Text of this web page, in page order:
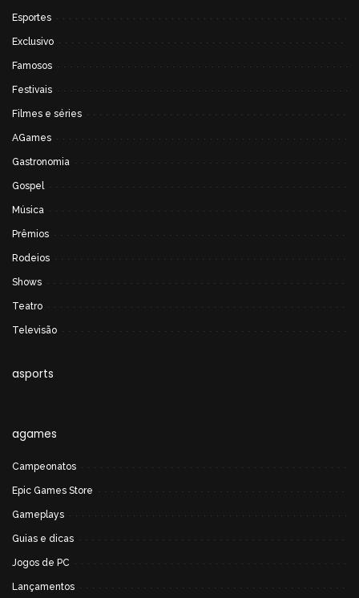
Esportes
Exclusivo
Famosos
Festivais
Filmes e séries
AGames
Gastronomia
Gospel
Música
Prêmios
Rodeios
Shows
Teatro
Televisão
asports
agames
Campeonatos
Epic Games Store
Gameplays
Guias e dicas
Jogos de PC
Lançamentos